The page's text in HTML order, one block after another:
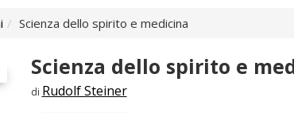
Scienza dello spirito e medicina
Scienza dello spirito e
di Rudolf Steiner